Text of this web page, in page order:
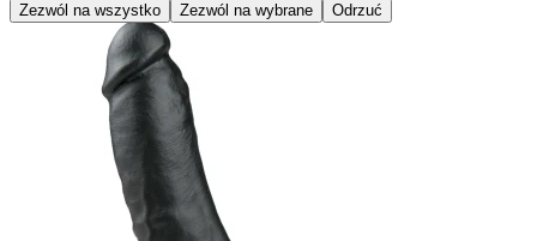
Zezwól na wszystko Zezwól na wybrane Odrzuć